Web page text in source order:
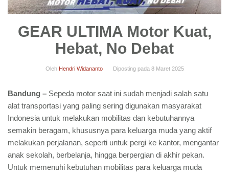
GEAR ULTIMA Motor Kuat,
Hebat, No Debat
Oleh Hendri Widananto Diposting pada 8 Maret 2025
Bandung – Sepeda motor saat ini sudah menjadi salah satu
alat transportasi yang paling sering digunakan masyarakat
Indonesia untuk melakukan mobilitas dan kebutuhannya
semakin beragam, khususnya para keluarga muda yang aktif
melakukan perjalanan, seperti untuk pergi ke kantor, mengantar
anak sekolah, berbelanja, hingga berpergian di akhir pekan.
Untuk memenuhi kebutuhan mobilitas para keluarga muda